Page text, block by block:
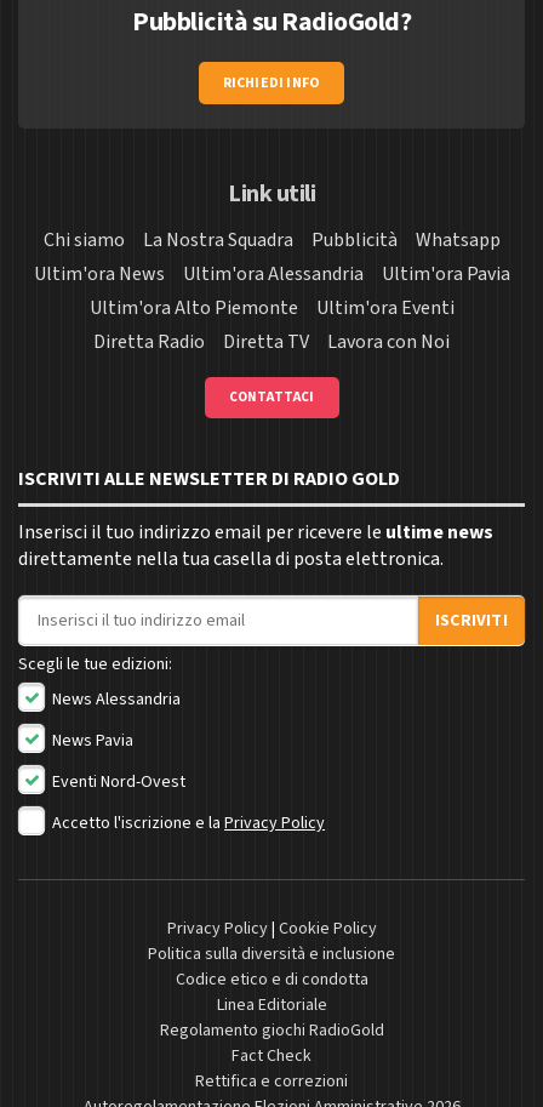
Pubblicità su RadioGold?
RICHIEDI INFO
Link utili
Chi siamo La Nostra Squadra Pubblicità
Whatsapp
Ultim'ora News
Ultim'ora Alessandria
Ultim'ora Pavia
Ultim'ora Alto Piemonte
Ultim'ora Eventi
Diretta Radio
Diretta TV Lavora con Noi
CONTATTACI
ISCRIVITI ALLE NEWSLETTER DI RADIO GOLD
Inserisci il tuo indirizzo email per ricevere le ultime news
direttamente nella tua casella di posta elettronica.
Indirizzo email
ISCRIVITI
Scegli le tue edizioni:
News Alessandria
News Pavia
Eventi Nord-Ovest
Accetto l'iscrizione e la Privacy Policy
Privacy Policy| Cookie Policy
Politica sulla diversità e inclusione
Codice etico e di condotta
Linea Editoriale
Regolamento giochi RadioGold
Fact Check
Rettifica e correzioni